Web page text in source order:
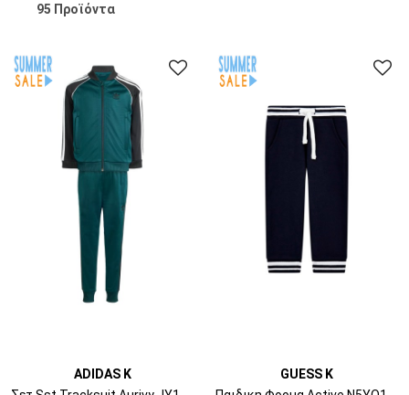
BRAND
ΜΈΓΕΘΟΣ
Επαναφορά
95 Προϊόντα
ADIDAS K
GUESS K